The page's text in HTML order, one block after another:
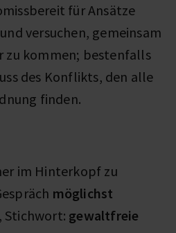
für Ansätze
versuchen, gemeinsam
zu kommen; bestenfalls
des Konflikts, den alle
finden.
im Hinterkopf zu
möglichst
gewaltfreie